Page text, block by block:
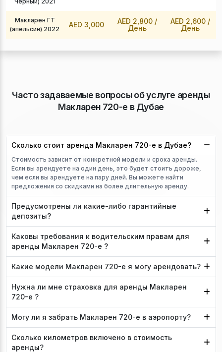
Макларен ГТ
(апельсин) 2022
AED 3,000 AED 2,800/
День
AED 2,600 /
День
Часто задаваемые вопросы об услуге аренды
Макларен 720-е в Дубае
Сколько стоит аренда Макларен 720-е в Дубае?
Стоимость зависит от конкретной модели и срока аренды.
Если вы арендуете на один день, это будет стоить дороже,
чем если вы арендуете на пару дней. Вы можете найти
предложения со скидками на более длительную аренду.
Предусмотрены ли какие-либо гарантийные
депозиты?
Каковы требования к водительским правам для
аренды Макларен 720-е ?
Какие модели Макларен 720-е я могу арендовать?
Нужна ли мне страховка для аренды Макларен
720-е ?
Могу ли я забрать Макларен 720-е в аэропорту?
Сколько километров включено в стоимость
аренды?